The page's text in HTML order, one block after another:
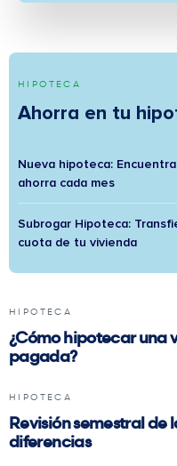
HIPOTECA
Ahorra en tu
Nueva hipoteca:
ahorra cada mes
Subrogar Hipoteca:
cuota de tu vivienda
HIPOTECA
¿Cómo hipotecar una
pagada?
HIPOTECA
Revisión semestral
diferencias